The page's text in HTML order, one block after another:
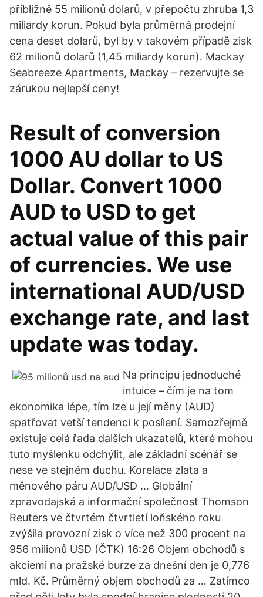
přibližně 55 milionů dolarů, v přepočtu zhruba 1,3
miliardy korun. Pokud byla průměrná prodejní
cena deset dolarů, byl by v takovém případě zisk
62 milionů dolarů (1,45 miliardy korun). Mackay
Seabreeze Apartments, Mackay – rezervujte se
zárukou nejlepší ceny!
Result of conversion
1000 AU dollar to US
Dollar. Convert 1000
AUD to USD to get
actual value of this pair
of currencies. We use
international AUD/USD
exchange rate, and last
update was today.
Na principu jednoduché
intuice – čím je na tom
ekonomika lépe, tím lze u její měny (AUD)
spatřovat vetší tendenci k posílení. Samozřejmě
existuje celá řada dalších ukazatelů, které mohou
tuto myšlenku odchýlit, ale základní scénář se
nese ve stejném duchu. Korelace zlata a
měnového páru AUD/USD … Globální
zpravodajská a informační společnost Thomson
Reuters ve čtvrtém čtvrtletí loňského roku
zvýšila provozní zisk o více než 300 procent na
956 milionů USD (ČTK) 16:26 Objem obchodů s
akciemi na pražské burze za dnešní den je 0,776
mld. Kč. Průměrný objem obchodů za … Zatímco